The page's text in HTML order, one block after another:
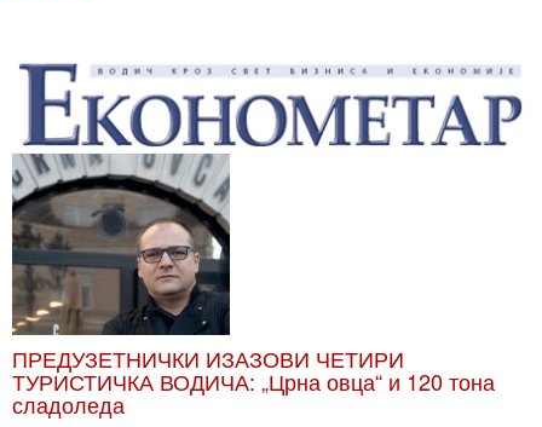
ПРЕДУЗЕТНИЧКИ ИЗАЗОВИ ЧЕТИРИ
ТУРИСТИЧКА ВОДИЧА: „Црна овца“ и 120 тона
сладоледа